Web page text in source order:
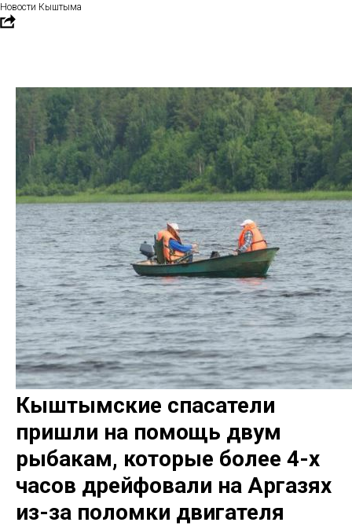
Новости Кыштыма
Кыштымские спасатели
пришли на помощь двум
рыбакам, которые более 4-х
часов дрейфовали на Аргазях
из-за поломки двигателя